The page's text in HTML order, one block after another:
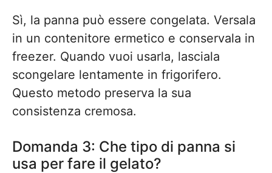
Sì, la panna può essere congelata. Versala
in un contenitore ermetico e conservala in
freezer. Quando vuoi usarla, lasciala
scongelare lentamente in frigorifero.
Questo metodo preserva la sua
consistenza cremosa.
Domanda 3: Che tipo di panna si
usa per fare il gelato?